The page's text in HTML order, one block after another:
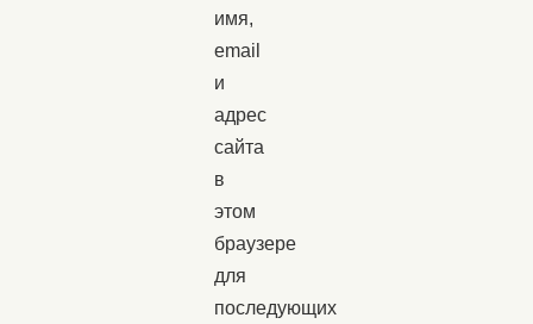
имя,
email
и
адрес
сайта
в
этом
браузере
для
последующих